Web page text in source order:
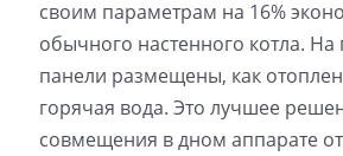
своим параметрам на 16%
обычного настенного котла.
панели размещены, как
горячая вода. Это лучшее
совмещения в дном аппарате